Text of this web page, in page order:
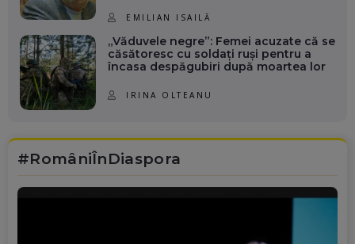
EMILIAN ISAILĂ
„Văduvele negre”: Femei acuzate că se
căsătoresc cu soldați ruși pentru a
încasa despăgubiri după moartea lor
IRINA OLTEANU
#RomâniÎnDiaspora